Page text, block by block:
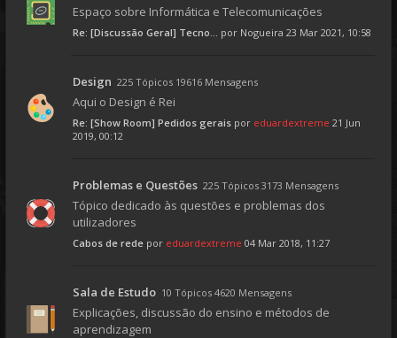
Espaço sobre Informática e Telecomunicações
Re: [Discussão Geral] Tecno... por Nogueira 23 Mar 2021, 10:58
Design 225 Tópicos 19616 Mensagens
Aqui o Design é Rei
Re: [Show Room] Pedidos gerais por eduardextreme 21 Jun
2019, 00:12
Problemas e Questões 225 Tópicos 3173 Mensagens
Tópico dedicado às questões e problemas dos
utilizadores
Cabos de rede por eduardextreme 04 Mar 2018, 11:27
Sala de Estudo 10 Tópicos 4620 Mensagens
Explicações, discussão do ensino e métodos de
aprendizagem